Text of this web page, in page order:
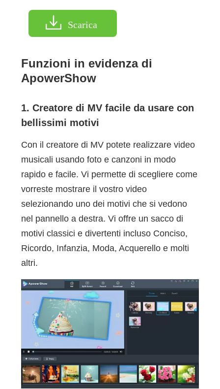
Scarica
Funzioni in evidenza di
ApowerShow
1. Creatore di MV facile da usare con
bellissimi motivi
Con il creatore di MV potete realizzare video
musicali usando foto e canzoni in modo
rapido e facile. Vi permette di scegliere come
vorreste mostrare il vostro video
selezionando uno dei motivi che si vedono
nel pannello a destra. Vi offre un sacco di
motivi classici e divertenti incluso Conciso,
Ricordo, Infanzia, Moda, Acquerello e molti
altri.